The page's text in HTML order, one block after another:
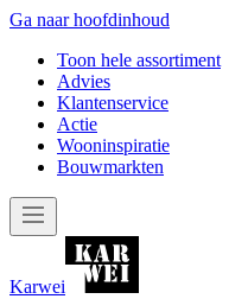
Ga naar hoofdinhoud
Toon hele assortiment
Advies
Klantenservice
Actie
Wooninspiratie
Bouwmarkten
Karwei